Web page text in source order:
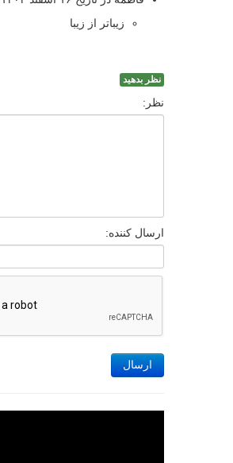
زیباتر از زیبا
نظر بدهید
نظر:
ارسال کننده:
ارسال